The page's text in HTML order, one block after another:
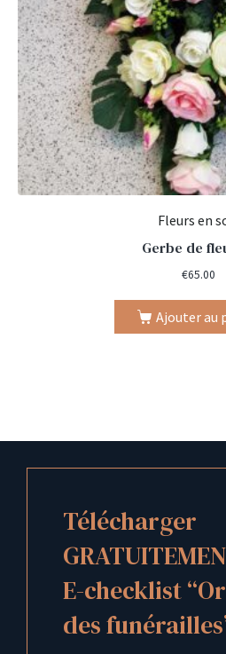
Fleurs en
Gerbe de
€65.00
Ajouter au
Télécharger
E-checklist
des